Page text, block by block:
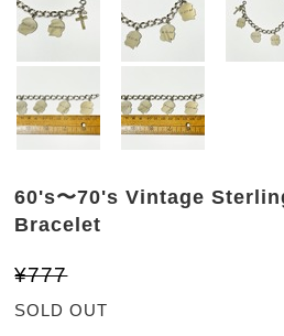
60's〜70's Vintage
Bracelet
¥777
SOLD OUT